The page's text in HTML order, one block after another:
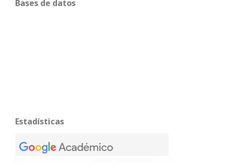
Bases de datos
Estadísticas